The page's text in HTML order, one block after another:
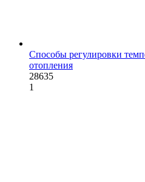
Способы регулировки
отопления
28635
1